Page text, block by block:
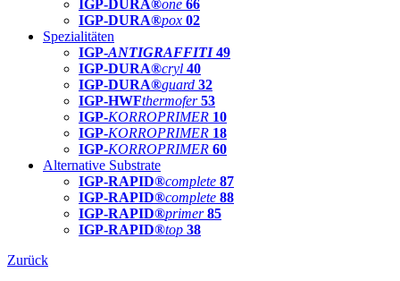
IGP-DURA®one 66
IGP-DURA®pox 02
Spezialitäten
IGP-ANTIGRAFFITI49
IGP-DURA®cryl 40
IGP-DURA®guard 32
IGP-HWFthermofer 53
IGP-KORROPRIMER 10
IGP-KORROPRIMER 18
IGP-KORROPRIMER 60
Alternative Substrate
IGP-RAPID®complete 87
IGP-RAPID®complete 88
IGP-RAPID®primer 85
IGP-RAPID®top 38
Zurück